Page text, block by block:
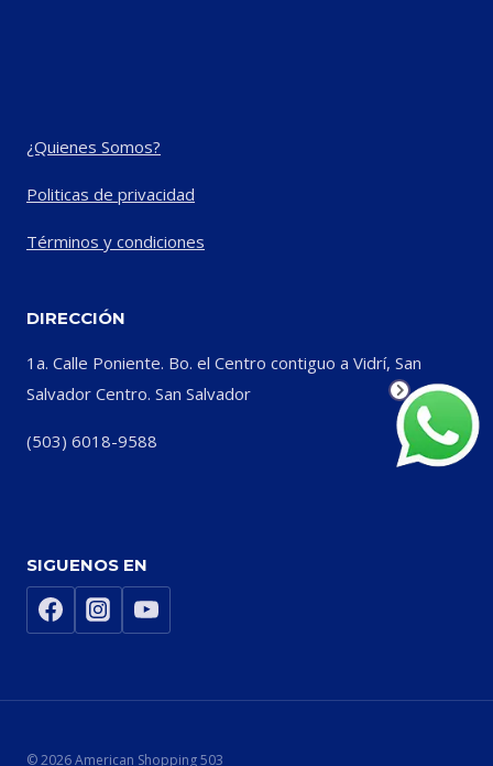
¿Quienes Somos?
Politicas de privacidad
Términos y condiciones
DIRECCIÓN
1a. Calle Poniente. Bo. el Centro contiguo a Vidrí, San
Salvador Centro. San Salvador
(503) 6018-9588
SIGUENOS EN
© 2026 American Shopping 503